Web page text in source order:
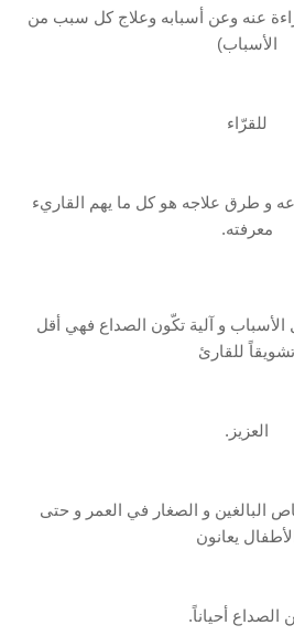
عنه وعن أسبابه وعلاج كل سبب من
الأسباب)
للقرّاء
و طرق علاجه هو كل ما يهم القاريء
معرفته.
‏الأسباب و آلية تكّون الصداع فهي أقل
تشويقاً للقارئ
العزيز.
البالغين و الصغار في العمر و حتى
يعانون
الصداع ‏أحياناً.